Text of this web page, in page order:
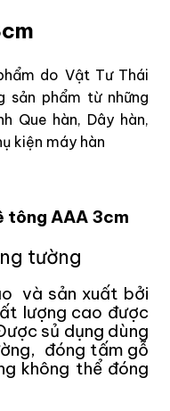
do Vật Tư Thái
sản phẩm từ những
Que hàn, Dây hàn,
kiện máy hàn
tông AAA 3cm
tường
và sản xuất bởi
lượng cao được
sủ dụng dùng
đóng tấm gỗ
không thể đóng